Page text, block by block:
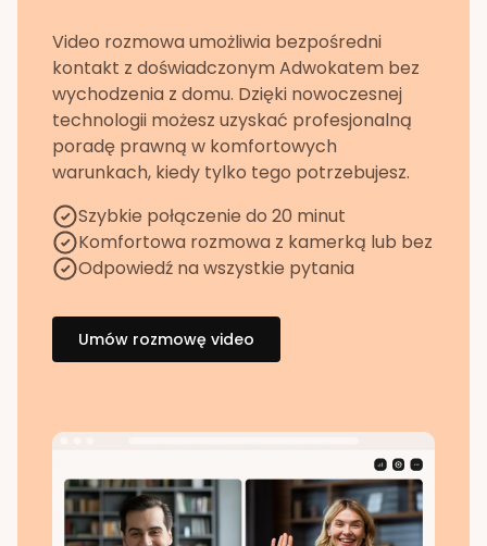
Video rozmowa umożliwia bezpośredni
kontakt z doświadczonym Adwokatem bez
wychodzenia z domu. Dzięki nowoczesnej
technologii możesz uzyskać profesjonalną
poradę prawną w komfortowych
warunkach, kiedy tylko tego potrzebujesz.
Szybkie połączenie do 20 minut
Komfortowa rozmowa z kamerką lub bez
Odpowiedź na wszystkie pytania
Umów rozmowę video